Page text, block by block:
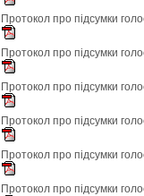
Протокол про підсумки
Протокол про підсумки
Протокол про підсумки
Протокол про підсумки
Протокол про підсумки
Протокол про підсумки